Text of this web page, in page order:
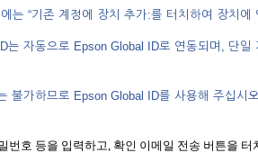
는 “기존 계정에 장치 추가:를 터치하여 장치에
자동으로 Epson Global ID로 연동되며, 단일
가하므로 Epson Global ID를 사용해 주십시
번호 등을 입력하고, 확인 이메일 전송 버튼을